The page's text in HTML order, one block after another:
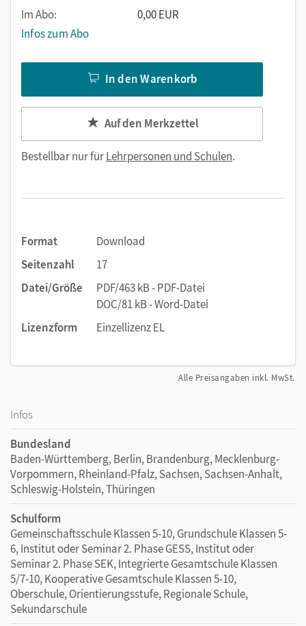
Im Abo:
0,00 EUR
Infos zum Abo
In den Warenkorb
Auf den Merkzettel
Bestellbar nur fürLehrpersonen und Schulen.
Format
Download
Seitenzahl
17
Datei/Größe
PDF/463 kB - PDF-Datei
DOC/81 kB - Word-Datei
Lizenzform
Einzellizenz EL
Alle Preisangaben inkl. MwSt.
Infos
Bundesland
Baden-Württemberg, Berlin, Brandenburg, Mecklenburg-
Vorpommern, Rheinland-Pfalz, Sachsen, Sachsen-Anhalt,
Schleswig-Holstein, Thüringen
Schulform
Gemeinschaftsschule Klassen 5-10, Grundschule Klassen 5-
6, Institut oder Seminar 2. Phase GESS, Institut oder
Seminar 2. Phase SEK, Integrierte Gesamtschule Klassen
5/7-10, Kooperative Gesamtschule Klassen 5-10,
Oberschule, Orientierungsstufe, Regionale Schule,
Sekundarschule